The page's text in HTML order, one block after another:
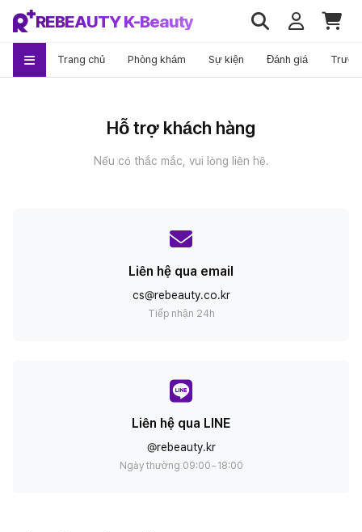
REBEAUTY K-Beauty
Trang chủ Phòng khám Sự kiện Đánh giá
Hỗ trợ khách hàng
Nếu có thắc mắc, vui lòng liên hệ.
Liên hệ qua email
cs@rebeauty.co.kr
Tiếp nhận 24h
Liên hệ qua LINE
@rebeauty.kr
Ngày thường 09:00~18:00